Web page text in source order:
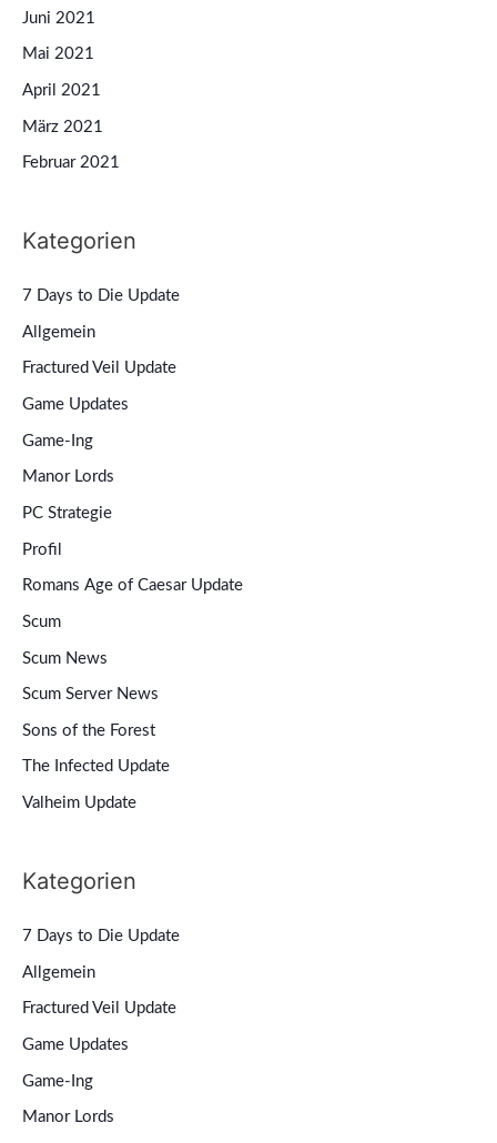
Juni 2021
Mai 2021
April 2021
März 2021
Februar 2021
Kategorien
7 Days to Die Update
Allgemein
Fractured Veil Update
Game Updates
Game-Ing
Manor Lords
PC Strategie
Profil
Romans Age of Caesar Update
Scum
Scum News
Scum Server News
Sons of the Forest
The Infected Update
Valheim Update
Kategorien
7 Days to Die Update
Allgemein
Fractured Veil Update
Game Updates
Game-Ing
Manor Lords